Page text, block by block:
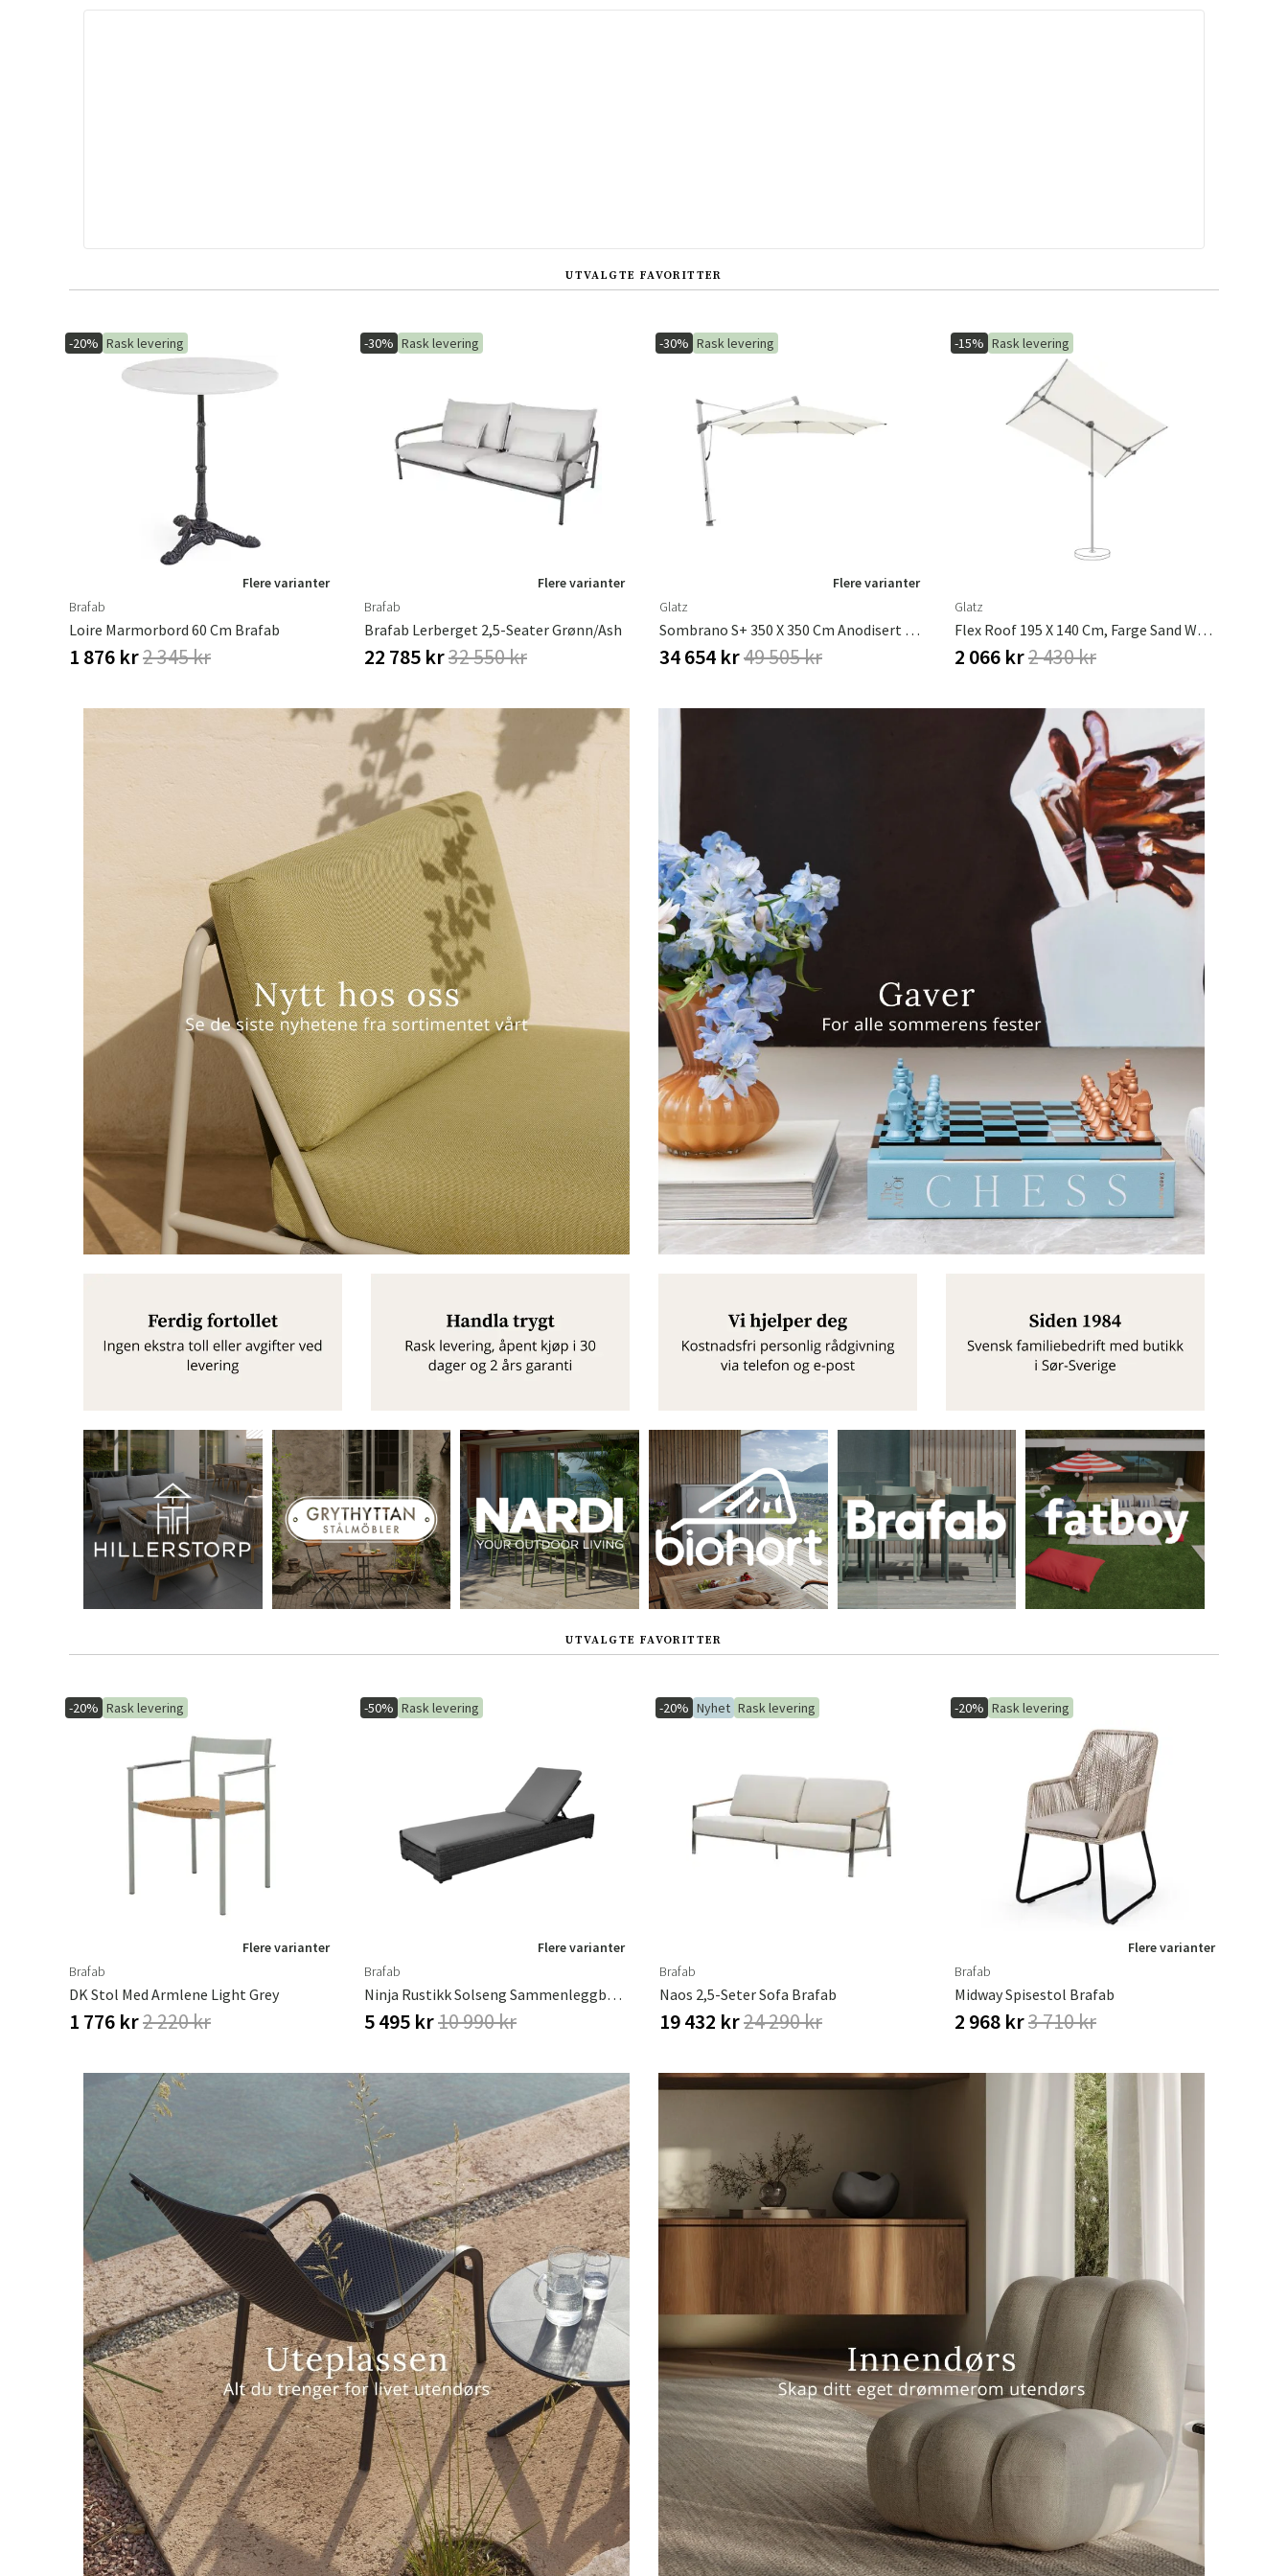
Sverige
Norge
UTVALGTE FAVORITTER
-20% Rask levering
Flere varianter
Brafab
Loire Marmorbord 60 Cm Brafab
1 876 kr2 345 kr
-30% Rask levering
Flere varianter
Brafab
Brafab Lerberget 2,5-Seater Grønn/Ash
22 785 kr32 550 kr
-30% Rask levering
Flere varianter
Glatz
Sombrano S+ 350 X 350 Cm Anodisert Alu Fritthengende Parasoll Glatz
34 654 kr49 505 kr
-15% Rask levering
Glatz
Flex Roof 195 X 140 Cm, Farge Sand White, Glatz
2 066 kr2 430 kr
UTVALGTE FAVORITTER
-20% Rask levering
Flere varianter
Brafab
DK Stol Med Armlene Light Grey
1 776 kr2 220 kr
-50% Rask levering
Flere varianter
Brafab
Ninja Rustikk Solseng Sammenleggbar Med Brafab
5 495 kr10 990 kr
-20% Nyhet Rask levering
Brafab
Naos 2,5-Seter Sofa Brafab
19 432 kr24 290 kr
-20% Rask levering
Flere varianter
Brafab
Midway Spisestol Brafab
2 968 kr3 710 kr